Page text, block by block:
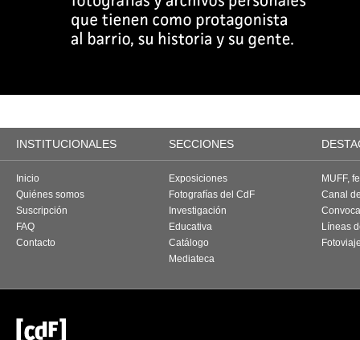
INSTITUCIONALES SECCIONES
Inicio
Quiénes somos
Suscripción
FAQ
Contacto
Exposiciones
Fotografías del CdF
Investigación
Educativa
Catálogo
Mediateca
MUFF,
Canal
Líneas